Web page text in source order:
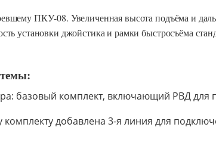
ПКУ-08. Увеличенная высота подъёма и
установки джойстика и рамки быстросъёма
базовый комплект, включающий РВД для
добавлена 3-я линия для